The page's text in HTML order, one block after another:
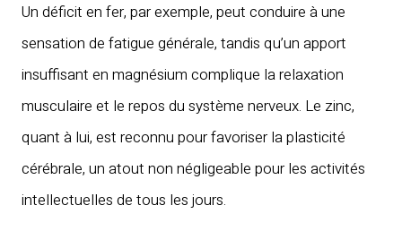
Un déficit en fer, par exemple, peut conduire à une
sensation de fatigue générale, tandis qu’un apport
insuffisant en magnésium complique la relaxation
musculaire et le repos du système nerveux. Le zinc,
quant à lui, est reconnu pour favoriser la plasticité
cérébrale, un atout non négligeable pour les activités
intellectuelles de tous les jours.